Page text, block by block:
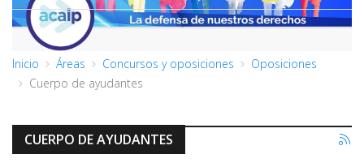
Inicio Áreas Concursos y oposiciones
Oposiciones
Cuerpo de ayudantes
CUERPO DE AYUDANTES